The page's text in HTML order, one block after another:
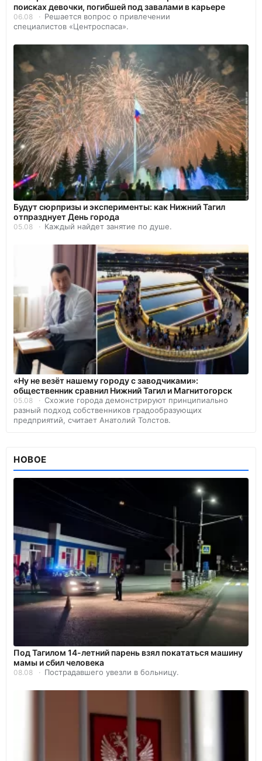
поисках девочки, погибшей под завалами в карьере
06.08
Решается вопрос о привлечении
специалистов «Центроспаса».
Будут сюрпризы и эксперименты: как Нижний Тагил
отпразднует День города
05.08 Каждый найдет занятие по душе.
«Ну не везёт нашему городу с заводчиками»:
общественник сравнил Нижний Тагил и Магнитогорск
05.08
Схожие города демонстрируют принципиально
разный подход собственников градообразующих
предприятий, считает Анатолий Толстов.
НОВОЕ
Под Тагилом 14-летний парень взял покататься машину
мамы и сбил человека
08.08 Пострадавшего увезли в больницу.